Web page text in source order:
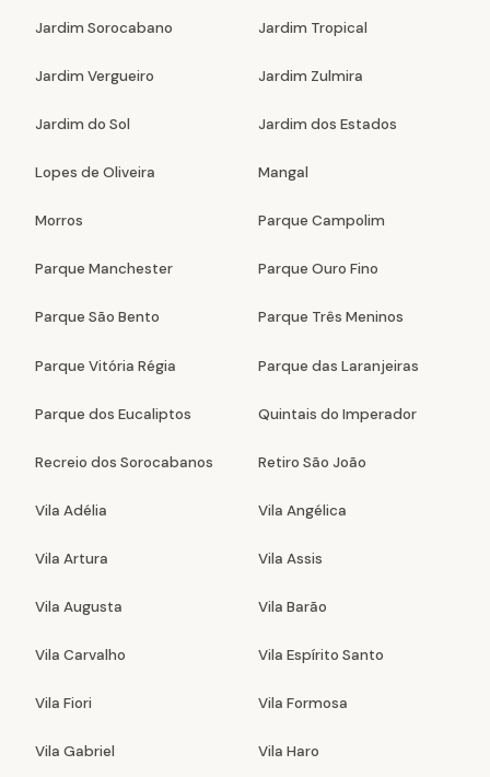
Jardim Sorocabano Jardim Tropical
Jardim Vergueiro Jardim Zulmira
Jardim do Sol Jardim dos Estados
Lopes de Oliveira Mangal
Morros Parque Campolim
Parque Manchester Parque Ouro Fino
Parque São Bento Parque Três Meninos
Parque Vitória Régia Parque das Laranjeiras
Parque dos Eucaliptos Quintais do Imperador
Recreio dos Sorocabanos Retiro São João
Vila Adélia Vila Angélica
Vila Artura Vila Assis
Vila Augusta Vila Barão
Vila Carvalho Vila Espírito Santo
Vila Fiori Vila Formosa
Vila Gabriel Vila Haro